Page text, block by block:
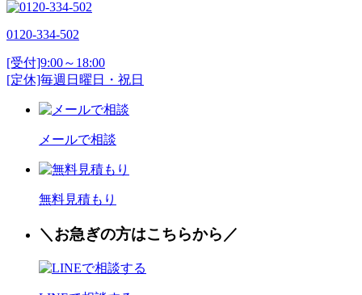
0120-334-502
[受付]9:00～18:00
[定休]毎週日曜日・祝日
メールで相談
無料見積もり
＼お急ぎの方はこちらから／